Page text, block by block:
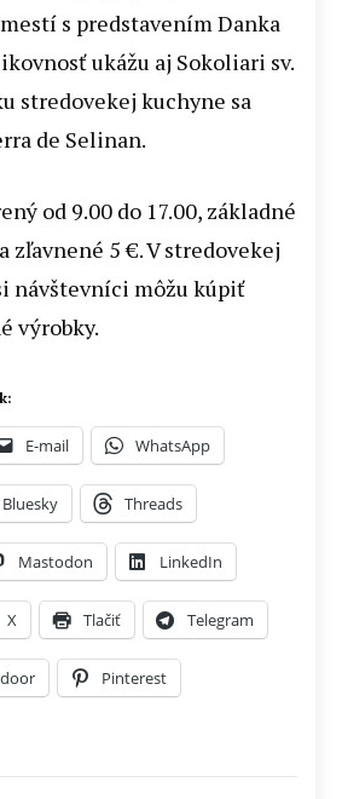
s predstavením Danka
ukážu aj Sokoliari sv.
stredovekej kuchyne sa
de Selinan.
od 9.00 do 17.00, základné
zľavnené 5 €. V stredovekej
návštevníci môžu kúpiť
výrobky.
E-mail WhatsApp
Bluesky Threads
Mastodon LinkedIn
X Tlačiť Telegram
Pinterest